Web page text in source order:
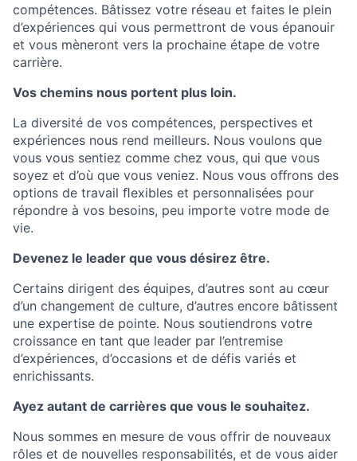
compétences. Bâtissez votre réseau et faites le plein
d’expériences qui vous permettront de vous épanouir
et vous mèneront vers la prochaine étape de votre
carrière.
Vos chemins nous portent plus loin.
La diversité de vos compétences, perspectives et
expériences nous rend meilleurs. Nous voulons que
vous vous sentiez comme chez vous, qui que vous
soyez et d’où que vous veniez. Nous vous oﬀrons des
options de travail ﬂexibles et personnalisées pour
répondre à vos besoins, peu importe votre mode de
vie.
Devenez le leader que vous désirez être.
Certains dirigent des équipes, d’autres sont au cœur
d’un changement de culture, d’autres encore bâtissent
une expertise de pointe. Nous soutiendrons votre
croissance en tant que leader par l’entremise
d’expériences, d’occasions et de défis variés et
enrichissants.
Ayez autant de carrières que vous le souhaitez.
Nous sommes en mesure de vous offrir de nouveaux
rôles et de nouvelles responsabilités, et de vous aider